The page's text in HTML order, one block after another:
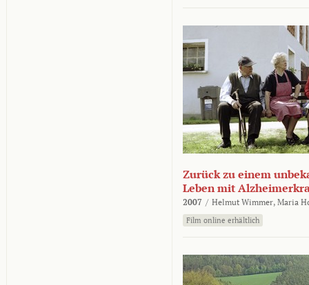
Zurück zu einem
Leben mit
2007 / Helmut Wimmer, Maria
Film online erhältlich